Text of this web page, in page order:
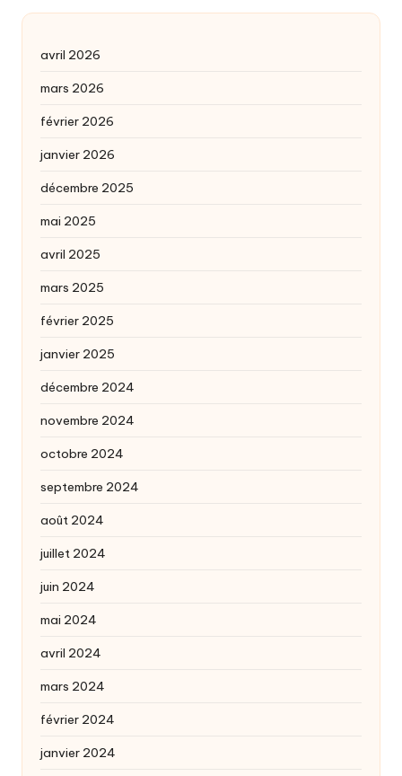
avril 2026
mars 2026
février 2026
janvier 2026
décembre 2025
mai 2025
avril 2025
mars 2025
février 2025
janvier 2025
décembre 2024
novembre 2024
octobre 2024
septembre 2024
août 2024
juillet 2024
juin 2024
mai 2024
avril 2024
mars 2024
février 2024
janvier 2024